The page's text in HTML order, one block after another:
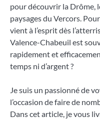
pour découvrir la Drôme,
paysages du Vercors.
vient à l’esprit dès
Valence-Chabeuil est
rapidement et
temps ni d’argent ?
Je suis un passionné de
l’occasion de faire de
Dans cet article, je vous